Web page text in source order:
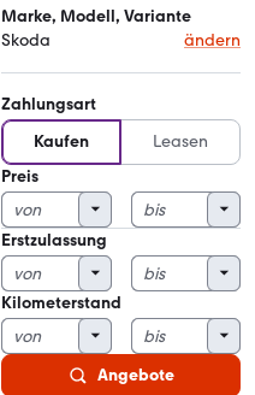
Marke, Modell, Variante
Skoda
ändern
Zahlungsart
Kaufen
Leasen
Preis
Erstzulassung
Kilometerstand
Angebote